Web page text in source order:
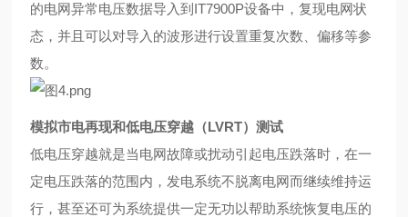
的电网异常电压数据导入到IT7900P设备中，复现电网状
态，并且可以对导入的波形进行设置重复次数、偏移等参
数。
模拟市电再现和低电压穿越（LVRT）测试
低电压穿越就是当电网故障或扰动引起电压跌落时，在一
定电压跌落的范围内，发电系统不脱离电网而继续维持运
行，甚至还可为系统提供一定无功以帮助系统恢复电压的